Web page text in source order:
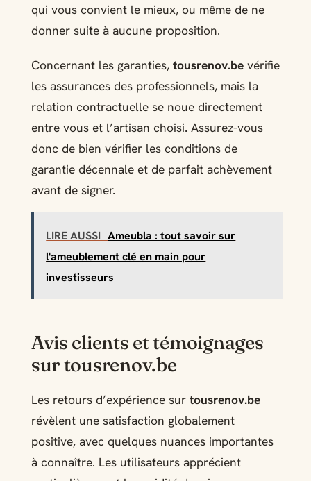
qui vous convient le mieux, ou même de ne
donner suite à aucune proposition.
Concernant les garanties, tousrenov.bevérifie
les assurances des professionnels, mais la
relation contractuelle se noue directement
entre vous et l’artisan choisi. Assurez-vous
donc de bien vérifier les conditions de
garantie décennale et de parfait achèvement
avant de signer.
LIRE AUSSI Ameubla : tout savoir sur
l'ameublement clé en main pour
investisseurs
Avis clients et témoignages
sur tousrenov.be
Les retours d’expérience sur tousrenov.be
révèlent une satisfaction globalement
positive, avec quelques nuances importantes
à connaître. Les utilisateurs apprécient